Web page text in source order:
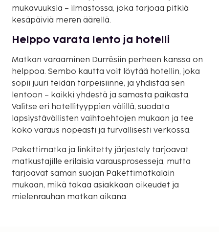
mukavuuksia – ilmastossa, joka tarjoaa pitkiä
kesäpäiviä meren äärellä.
Helppo varata lento ja hotelli
Matkan varaaminen Durrësiin perheen kanssa on
helppoa. Sembo kautta voit löytää hotellin, joka
sopii juuri teidän tarpeisiinne, ja yhdistää sen
lentoon – kaikki yhdestä ja samasta paikasta.
Valitse eri hotellityyppien välillä, suodata
lapsiystävällisten vaihtoehtojen mukaan ja tee
koko varaus nopeasti ja turvallisesti verkossa.
Pakettimatka ja linkitetty järjestely tarjoavat
matkustajille erilaisia varausprosesseja, mutta
tarjoavat saman suojan Pakettimatkalain
mukaan, mikä takaa asiakkaan oikeudet ja
mielenrauhan matkan aikana.